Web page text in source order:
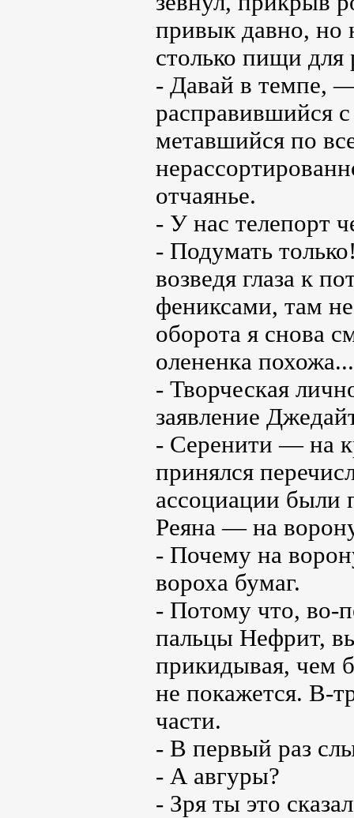
привык давно, но
столько пищи
- Давай в темпе,
расправившийся
метавшийся по
отчаянье.
- У нас телепорт
- Подумать
возведя глаза к
фениксами, там
оборота я снова
олененка похожа...
- Творческая
заявление
- Серенити — на
принялся
ассоциации
Реяна — на
- Почему на
вороха бумаг.
- Потому что, во-
пальцы Нефрит,
прикидывая, чем
не покажется. В-
части.
- В первый раз
- А авгуры?
- Зря ты это